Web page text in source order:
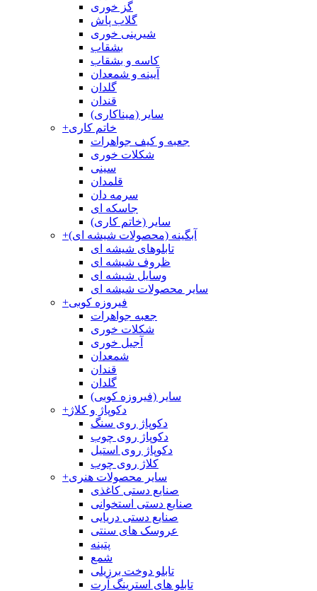
گز خوری
گلاب پاش
شیرینی خوری
بشقاب
کاسه و بشقاب
آیینه و شمعدان
گلدان
قندان
سایر (میناکاری)
+خاتم کاری
جعبه و کیف جواهرات
شکلات خوری
سینی
قلمدان
سرمه دان
جاسکه ای
سایر (خاتم کاری)
+آبگینه (محصولات شیشه ای)
تابلوهای شیشه ای
ظروف شیشه ای
وسایل شیشه ای
سایر محصولات شیشه ای
+فیروزه کوبی
جعبه جواهرات
شکلات خوری
آجیل خوری
شمعدان
قندان
گلدان
سایر (فیروزه کوبی)
+دکوپاژ و کلاژ
دکوپاژ روی سنگ
دکوپاژ روی چوب
دکوپاژ روی استیل
کلاژ روی چوب
+سایر محصولات هنری
صنایع دستی کاغذی
صنایع دستی استخوانی
صنایع دستی دریایی
عروسک های سنتی
پتینه
شمع
تابلو دوخت برزیلی
تابلو های استرینگ آرت